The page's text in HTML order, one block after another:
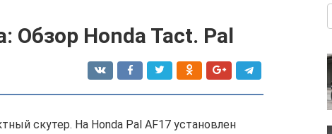
Обзор Honda Tact. Pal
скутер. На Honda Pal AF17 установлен